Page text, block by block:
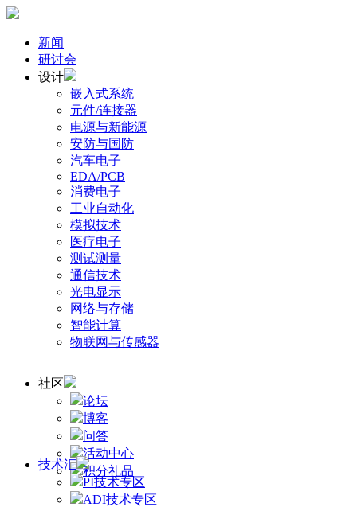
新闻
研讨会
设计
嵌入式系统
元件/连接器
电源与新能源
安防与国防
汽车电子
EDA/PCB
消费电子
工业自动化
模拟技术
医疗电子
测试测量
通信技术
光电显示
网络与存储
智能计算
物联网与传感器
社区
论坛
博客
问答
活动中心
积分礼品
技术汇
PI技术专区
ADI技术专区